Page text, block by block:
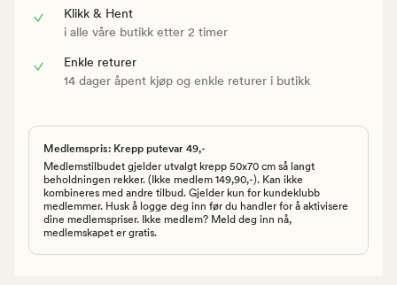
Klikk & Hent
i alle våre butikk etter 2 timer
Enkle returer
14 dager åpent kjøp og enkle returer i butikk
Medlemspris: Krepp putevar 49,-
Medlemstilbudet gjelder utvalgt krepp 50x70 cm så langt
beholdningen rekker. (Ikke medlem 149,90,-). Kan ikke
kombineres med andre tilbud. Gjelder kun for kundeklubb
medlemmer. Husk å logge deg inn før du handler for å aktivisere
dine medlemspriser. Ikke medlem? Meld deg inn nå,
medlemskapet er gratis.